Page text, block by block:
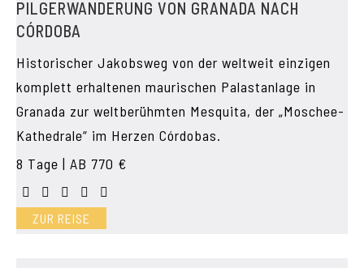
PILGERWANDERUNG VON GRANADA NACH
CÓRDOBA
Historischer Jakobsweg von der weltweit einzigen
komplett erhaltenen maurischen Palastanlage in
Granada zur weltberühmten Mesquita, der „Moschee-
Kathedrale“ im Herzen Córdobas.
8 Tage | AB 770 €
ZUR REISE